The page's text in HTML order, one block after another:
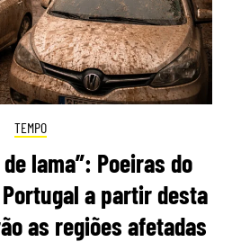
TEMPO
lama”: Poeiras do
Portugal a partir desta
as regiões afetadas